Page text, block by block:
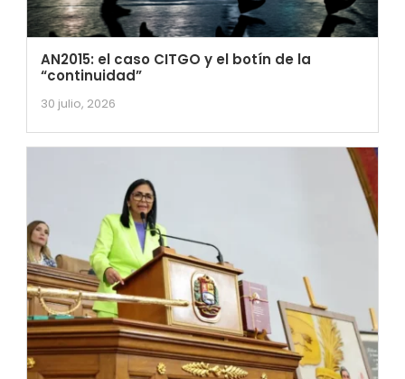
AN2015: el caso CITGO y el botín de la
“continuidad”
30 julio, 2026